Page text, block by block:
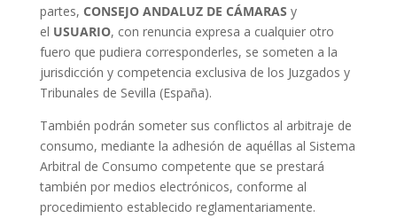
partes, CONSEJO ANDALUZ DE CÁMARAS y
el USUARIO, con renuncia expresa a cualquier otro
fuero que pudiera corresponderles, se someten a la
jurisdicción y competencia exclusiva de los Juzgados y
Tribunales de Sevilla (España).
También podrán someter sus conflictos al arbitraje de
consumo, mediante la adhesión de aquéllas al Sistema
Arbitral de Consumo competente que se prestará
también por medios electrónicos, conforme al
procedimiento establecido reglamentariamente.